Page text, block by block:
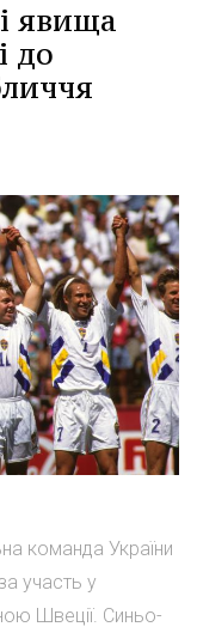
явища
до
команда України
участь у
Швеції. Синьо-